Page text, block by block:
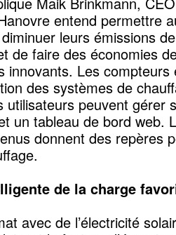
entend permettre
leurs émissions
de faire des économies
innovants. Les compteurs
des systèmes de
utilisateurs peuvent gérer
un tableau de bord web.
donnent des repères
de la charge
avec de l’électricité